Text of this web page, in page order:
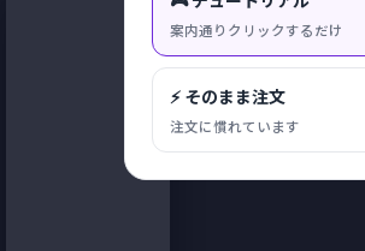
案内通りクリックするだけ
⚡ そのまま注文
注文に慣れています